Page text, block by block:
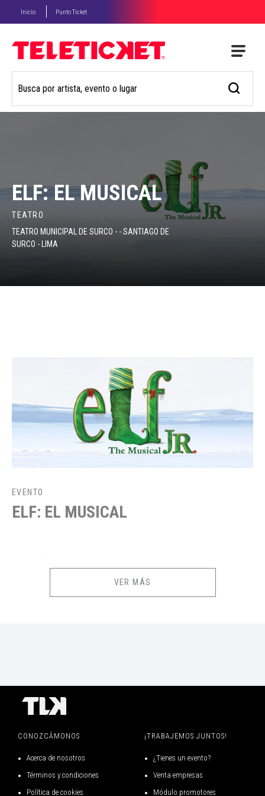
Inicio Punto Ticket
ELF: EL MUSICAL
TEATRO
TEATRO MUNICIPAL DE SURCO - - SANTIAGO DE
SURCO - LIMA
EVENTO
ELF: EL MUSICAL
identidad. Ante la dura realidad de que su padre está en la lista de los
niños malos y su hermanastro ni siquiera cree en Papá Noel, Buddy está
decidido a ganarse el cariño de su nueva familia y ayudar a Nueva York
a recordar el verdadero significado de la Navidad.
Este clásico navideño moderno sin duda hará que todos saquen a
relucir su espíritu navideño. Después de todo, la mejor manera de
contagiar el espíritu navideño es cantando a todo pulmón para que
VER MÁS
CONOZCÁMONOS
Acerca de nosotros
Términos y condiciones
Política de cookies
¡TRABAJEMOS JUNTOS!
¿Tienes un evento?
Venta empresas
Módulo promotores